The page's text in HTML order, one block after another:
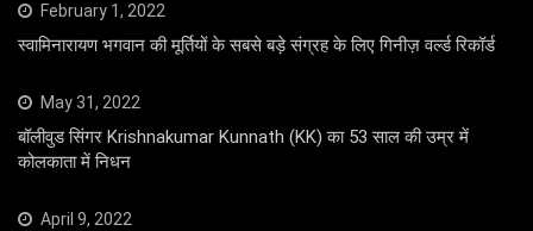
February 1, 2022
स्वामिनारायण भगवान की मूर्तियों के सबसे बड़े संग्रह के लिए गिनीज़ वर्ल्ड रिकॉर्ड
May 31, 2022
बॉलीवुड सिंगर Krishnakumar Kunnath (KK) का 53 साल की उम्र में
कोलकाता में निधन
April 9, 2022